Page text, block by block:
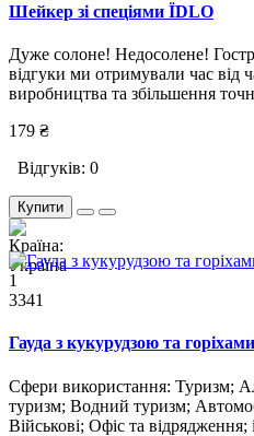
Шейкер зі спеціями ЇDLO
Дуже солоне! Недосолене!
відгуки ми отримували час від
виробництва та збільшення
179 ₴
Відгуків: 0
Купити
1
3341
Гауда з кукурудзою та
Сфери використання: Туризм;
туризм; Водний туризм;
Військові; Офіс та відрядження;